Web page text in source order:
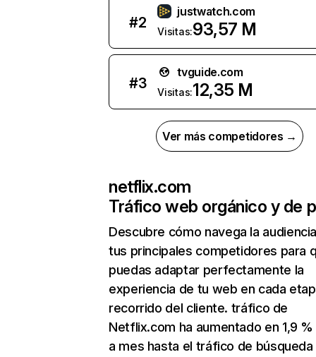
#2
justwatch.com
Visitas:93,57 M
#3
tvguide.com
Visitas:12,35 M
Ver más competidores →
netflix.com
Tráfico web orgánico y de
Descubre cómo navega la
tus principales competidores para
puedas adaptar perfectamente la
experiencia de tu web en cada
recorrido del cliente. tráfico de
Netflix.com ha aumentado en 1,9
a mes hasta el tráfico de búsqueda